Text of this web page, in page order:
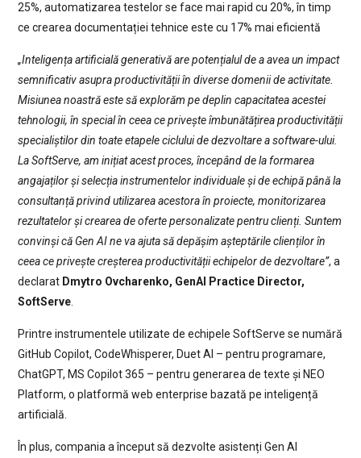
25%, automatizarea testelor se face mai rapid cu 20%, în timp
ce crearea documentației tehnice este cu 17% mai eficientă
„Inteligența artificială generativă are potențialul de a avea un impact
semnificativ asupra productivității în diverse domenii de activitate.
Misiunea noastră este să explorăm pe deplin capacitatea acestei
tehnologii, în special în ceea ce privește îmbunătățirea productivității
specialiștilor din toate etapele ciclului de dezvoltare a software-ului.
La SoftServe, am inițiat acest proces, începând de la formarea
angajaților și selecția instrumentelor individuale și de echipă până la
consultanță privind utilizarea acestora în proiecte, monitorizarea
rezultatelor și crearea de oferte personalizate pentru clienți. Suntem
convinși că Gen AI ne va ajuta să depășim așteptările clienților în
ceea ce privește creșterea productivității echipelor de dezvoltare”, a
declarat Dmytro Ovcharenko, GenAI Practice Director,
SoftServe.
Printre instrumentele utilizate de echipele SoftServe se numără
GitHub Copilot, CodeWhisperer, Duet AI – pentru programare,
ChatGPT, MS Copilot 365 – pentru generarea de texte și NEO
Platform, o platformă web enterprise bazată pe inteligență
artificială.
În plus, compania a început să dezvolte asistenți Gen AI